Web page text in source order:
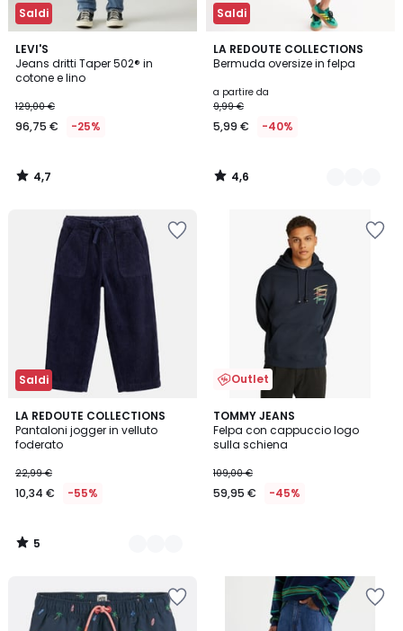
Saldi
LEVI'S
Jeans dritti Taper 502® in
cotone e lino
129,00 €
96,75 € -25%
4,7
/ 5
4,7
/
Saldi
LA REDOUTE COLLECTIONS
Bermuda oversize in felpa
a partire da
9,99 €
5,99 € -40%
4,6
/ 5
5
Colori
4,6
/
Saldi
LA REDOUTE COLLECTIONS
Pantaloni jogger in velluto
foderato
22,99 €
10,34 € -55%
5
/
5
2
Colori
5
/
Outlet
TOMMY JEANS
Felpa con cappuccio logo
sulla schiena
109,00 €
59,95 € -45%